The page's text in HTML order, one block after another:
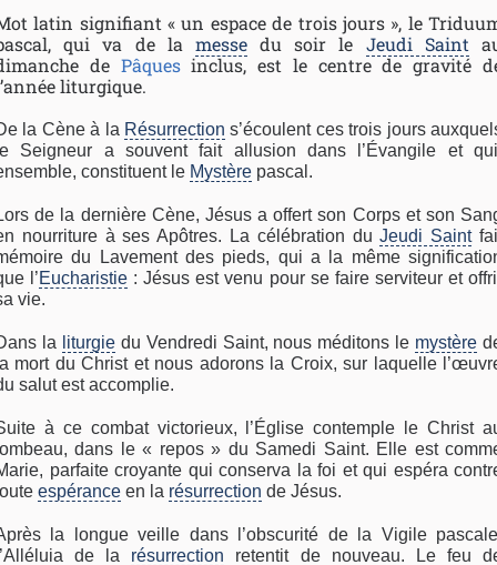
latin signifiant « un espace de trois jours », le
qui va de la messedu soir le Jeudi Saint
de Pâquesinclus, est le centre de gravité
liturgique.
la Cène à la Résurrection s’écoulent ces trois jours
Seigneur a souvent fait allusion dans l’Évangile et
constituent le Mystère pascal.
de la dernière Cène, Jésus a offert son Corps et son
nourriture à ses Apôtres. La célébration duJeudi Saint
du Lavement des pieds, qui a la même
l’Eucharistie : Jésus est venu pour se faire serviteur et
vie.
la liturgiedu Vendredi Saint, nous méditons le mystère
mort du Christ et nous adorons la Croix, sur laquelle
salut est accomplie.
à ce combat victorieux, l’Église contemple le Christ
dans le « repos » du Samedi Saint. Elle est
parfaite croyante qui conserva la foi et qui espéra
espérance en la résurrection de Jésus.
la longue veille dans l’obscurité de la Vigile
de la résurrection retentit de nouveau. Le feu